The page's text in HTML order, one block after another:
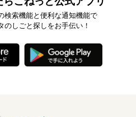
検索機能と便利な通知機能で
のしごと探しをお手伝い！